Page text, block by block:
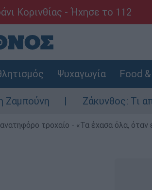
Κορινθίας - Ήχησε το 112
Ψυχαγωγία Food
Ζάκυνθος: Τι απαντά η
τροχαίο - «Τα έχασα όλα, όταν